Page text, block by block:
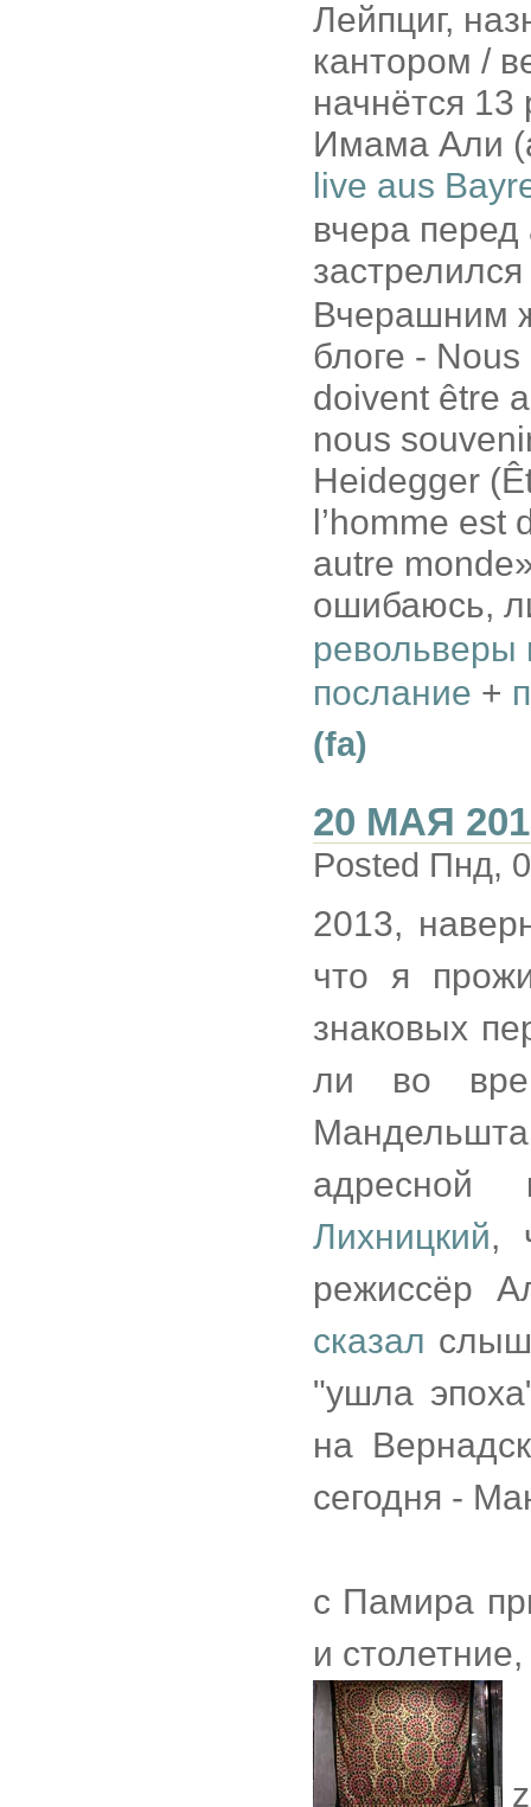
Лейпциг,
кантором /
начнётся
Имама Али
live aus
вчера
застрелился
Вчерашним
блоге -
doivent être
nous
Heidegger
l’homme est
autre
ошибаюсь,
револьверы
послание +
(fa)
20 МАЯ
Posted Пнд,
2013,
что я
знаковых
ли во
Лихницкий,
режиссёр
сказал
"ушла
на
сегодня -
с Памира
и